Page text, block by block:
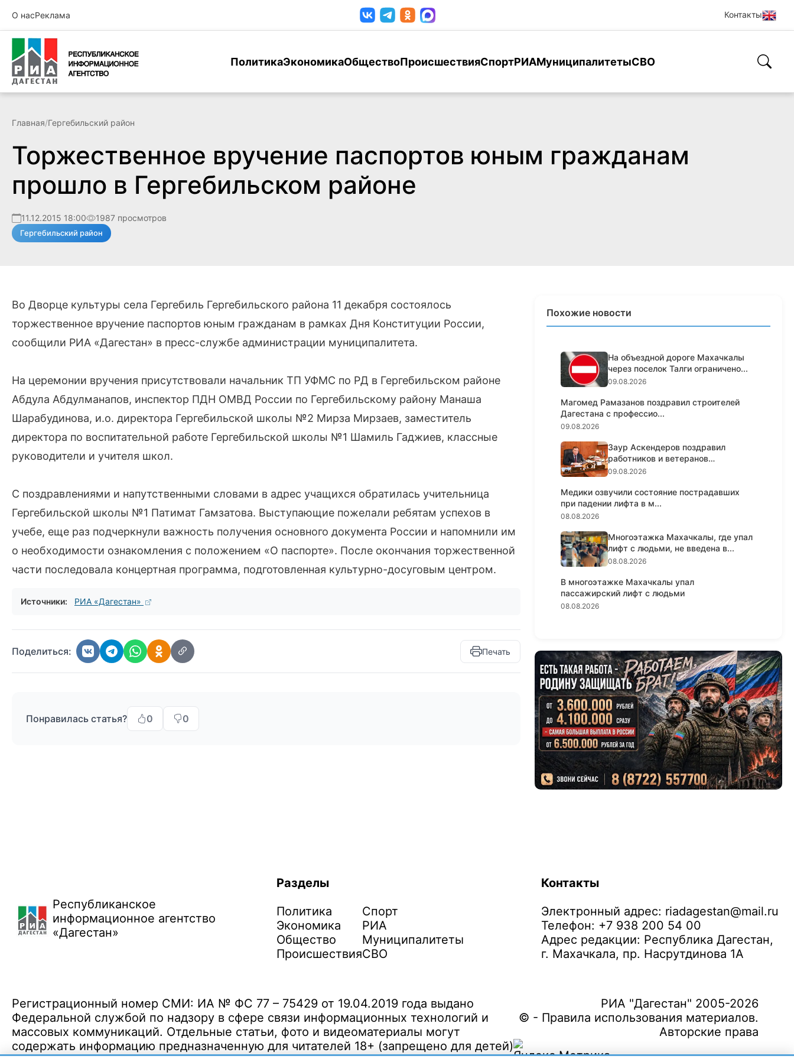
О насРеклама Контакты
ПолитикаЭкономикаОбществоПроисшествияСпортРИАМуниципалитетыСВО
Главная/Гергебильский район
Торжественное вручение паспортов юным гражданам
прошло в Гергебильском районе
11.12.2015 18:00 1987 просмотров
Гергебильский район
Во Дворце культуры села Гергебиль Гергебильского района 11 декабря состоялось
торжественное вручение паспортов юным гражданам в рамках Дня Конституции России,
сообщили РИА «Дагестан» в пресс-службе администрации муниципалитета.
На церемонии вручения присутствовали начальник ТП УФМС по РД в Гергебильском районе
Абдула Абдулманапов, инспектор ПДН ОМВД России по Гергебильскому району Манаша
Шарабудинова, и.о. директора Гергебильской школы №2 Мирза Мирзаев, заместитель
директора по воспитательной работе Гергебильской школы №1 Шамиль Гаджиев, классные
руководители и учителя школ.
С поздравлениями и напутственными словами в адрес учащихся обратилась учительница
Гергебильской школы №1 Патимат Гамзатова. Выступающие пожелали ребятам успехов в
учебе, еще раз подчеркнули важность получения основного документа России и напомнили им
о необходимости ознакомления с положением «О паспорте». После окончания торжественной
части последовала концертная программа, подготовленная культурно-досуговым центром.
Источники: РИА «Дагестан»
Поделиться: Печать
Понравилась статья? 0 0
Похожие новости
На объездной дороге Махачкалы
через поселок Талги ограничено...
09.08.2026
Магомед Рамазанов поздравил строителей
Дагестана с профессио...
09.08.2026
Заур Аскендеров поздравил
работников и ветеранов
строительно...
09.08.2026
Медики озвучили состояние пострадавших
при падении лифта в м...
08.08.2026
Многоэтажка Махачкалы, где упал
лифт с людьми, не введена в...
08.08.2026
В многоэтажке Махачкалы упал
пассажирский лифт с людьми
08.08.2026
Республиканское
информационное агентство
«Дагестан»
Разделы
Политика
Экономика
Общество
Происшествия
Спорт
РИА
Муниципалитеты
СВО
Контакты
Электронный адрес: riadagestan@mail.ru
Телефон: +7 938 200 54 00
Адрес редакции: Республика Дагестан,
г. Махачкала, пр. Насрутдинова 1А
Регистрационный номер СМИ: ИА № ФС 77 – 75429 от 19.04.2019 года выдано
Федеральной службой по надзору в сфере связи информационных технологий и
массовых коммуникаций. Отдельные статьи, фото и видеоматериалы могут
содержать информацию предназначенную для читателей 18+ (запрещено для детей)
РИА "Дагестан" 2005-2026
© - Правила использования материалов.
Авторские права